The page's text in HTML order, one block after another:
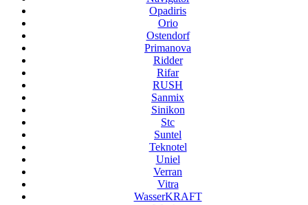
Opadiris
Orio
Ostendorf
Primanova
Ridder
Rifar
RUSH
Sanmix
Sinikon
Stc
Suntel
Teknotel
Uniel
Verran
Vitra
WasserKRAFT